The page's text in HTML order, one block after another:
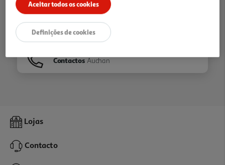
Folhetos
Contactos Auchan
Lojas
Contacto
Aceitar todos os cookies
Definições de cookies